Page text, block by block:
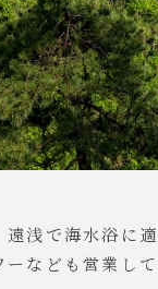
浅で海水浴に
なども営業して